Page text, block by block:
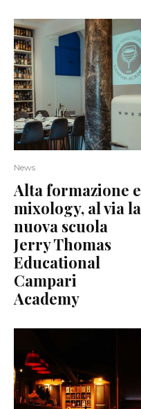
News
Alta formazione e
mixology, al via la
nuova scuola
Jerry Thomas
Educational
Campari
Academy